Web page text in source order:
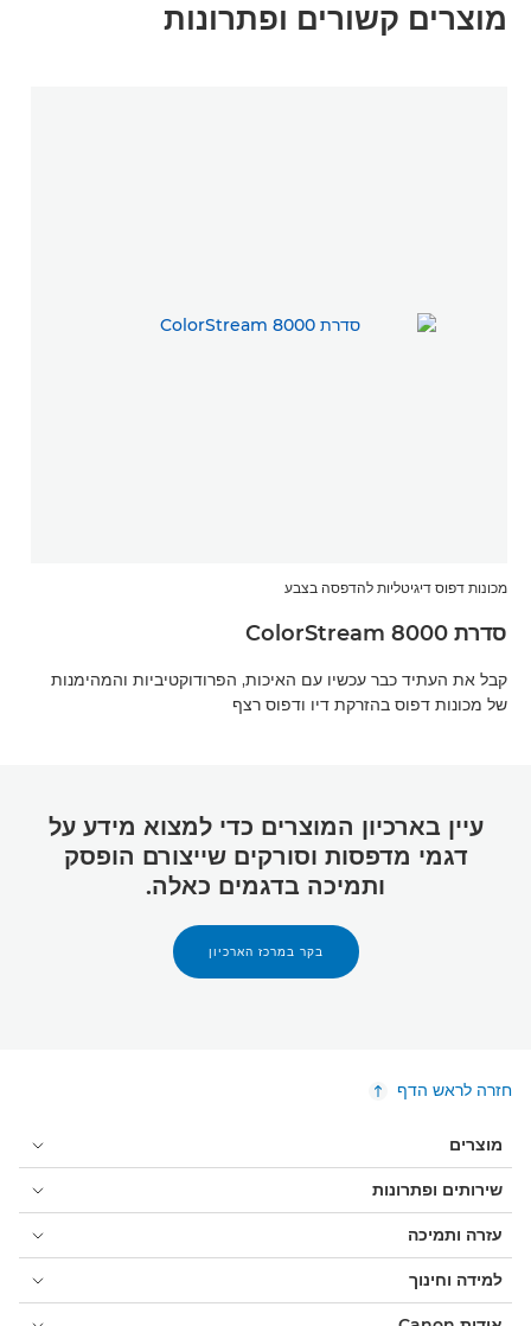
מוצרים קשורים ופתרונות
מכונות דפוס דיגיטליות להדפסה בצבע
סדרת ColorStream 8000
קבל את העתיד כבר עכשיו עם האיכות, הפרודוקטיביות והמהימנות
של מכונות דפוס בהזרקת דיו ודפוס רצף
עיין בארכיון המוצרים כדי למצוא מידע על
דגמי מדפסות וסורקים שייצורם הופסק
ותמיכה בדגמים כאלה.
בקר במרכז הארכיון
חזרה לראש הדף
מוצרים
שירותים ופתרונות
עזרה ותמיכה
למידה וחינוך